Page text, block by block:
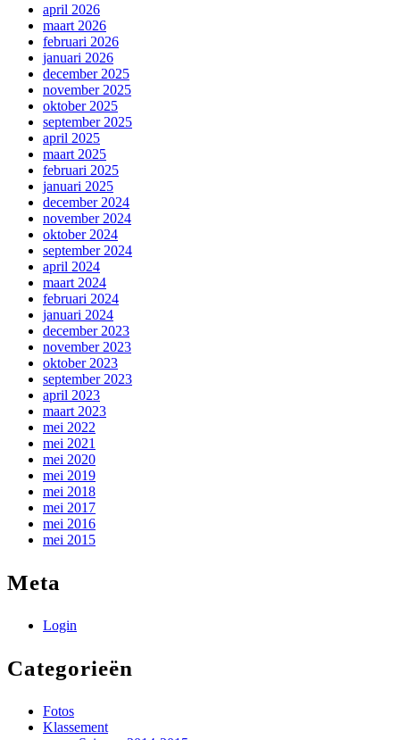
april 2026
maart 2026
februari 2026
januari 2026
december 2025
november 2025
oktober 2025
september 2025
april 2025
maart 2025
februari 2025
januari 2025
december 2024
november 2024
oktober 2024
september 2024
april 2024
maart 2024
februari 2024
januari 2024
december 2023
november 2023
oktober 2023
september 2023
april 2023
maart 2023
mei 2022
mei 2021
mei 2020
mei 2019
mei 2018
mei 2017
mei 2016
mei 2015
Meta
Login
Categorieën
Fotos
Klassement